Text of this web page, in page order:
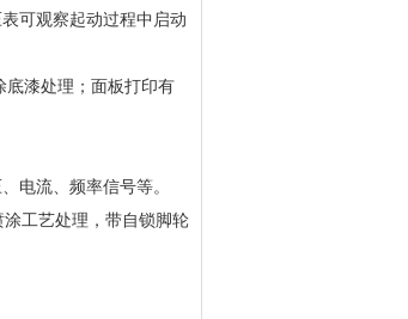
可观察起动过程中启动
底漆处理；面板打印有
电流、频率信号等。
工艺处理，带自锁脚轮